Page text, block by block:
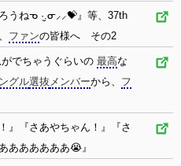
うねᓀ ·̫.ᓂ⸝⸝💝』等、37th
ファンの皆様へ その2
でちゃうぐらいの 最高な
グル選抜 メンバーから、 フ
』『さあやちゃん！』『さ
ああああああ😭』